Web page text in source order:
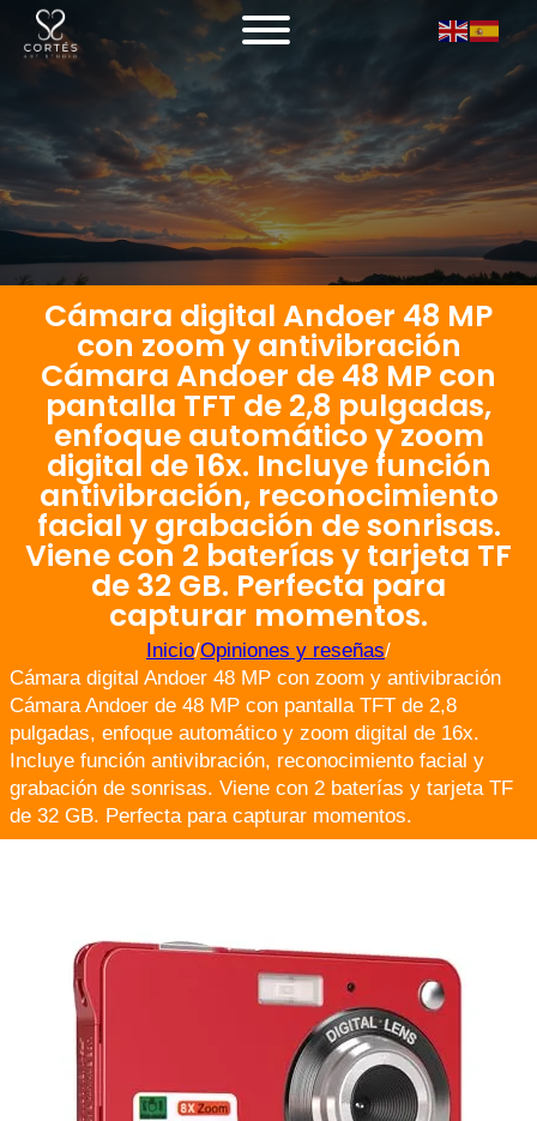
Cámara digital Andoer 48 MP
con zoom y antivibración
Cámara Andoer de 48 MP con
pantalla TFT de 2,8 pulgadas,
enfoque automático y zoom
digital de 16x. Incluye función
antivibración, reconocimiento
facial y grabación de sonrisas.
Viene con 2 baterías y tarjeta TF
de 32 GB. Perfecta para
capturar momentos.
Inicio/Opiniones y reseñas/
Cámara digital Andoer 48 MP con zoom y antivibración
Cámara Andoer de 48 MP con pantalla TFT de 2,8
pulgadas, enfoque automático y zoom digital de 16x.
Incluye función antivibración, reconocimiento facial y
grabación de sonrisas. Viene con 2 baterías y tarjeta TF
de 32 GB. Perfecta para capturar momentos.